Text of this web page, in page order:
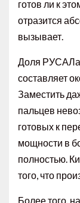
готов ли к
отразится
вызывает.
Доля РУСАЛа
составляет
Заместить
пальцев
готовых к
мощности в
полностью.
того, что
Более того,